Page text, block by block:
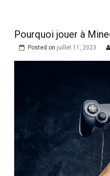
lord
play
Pourquoi jouer à
Posted on juillet 11, 2023